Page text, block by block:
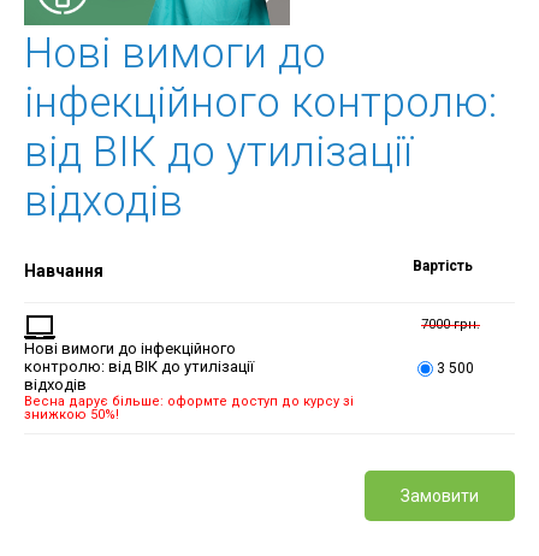
Нові вимоги до
інфекційного контролю:
від ВІК до утилізації
відходів
Навчання Вартість
Нові вимоги до інфекційного
контролю: від ВІК до утилізації
відходів
Весна дарує більше: оформте доступ до курсу зі
знижкою 50%!
7000 грн.
3 500
Замовити